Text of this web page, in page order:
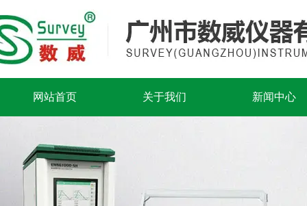
网站首页 关于我们 新闻中心